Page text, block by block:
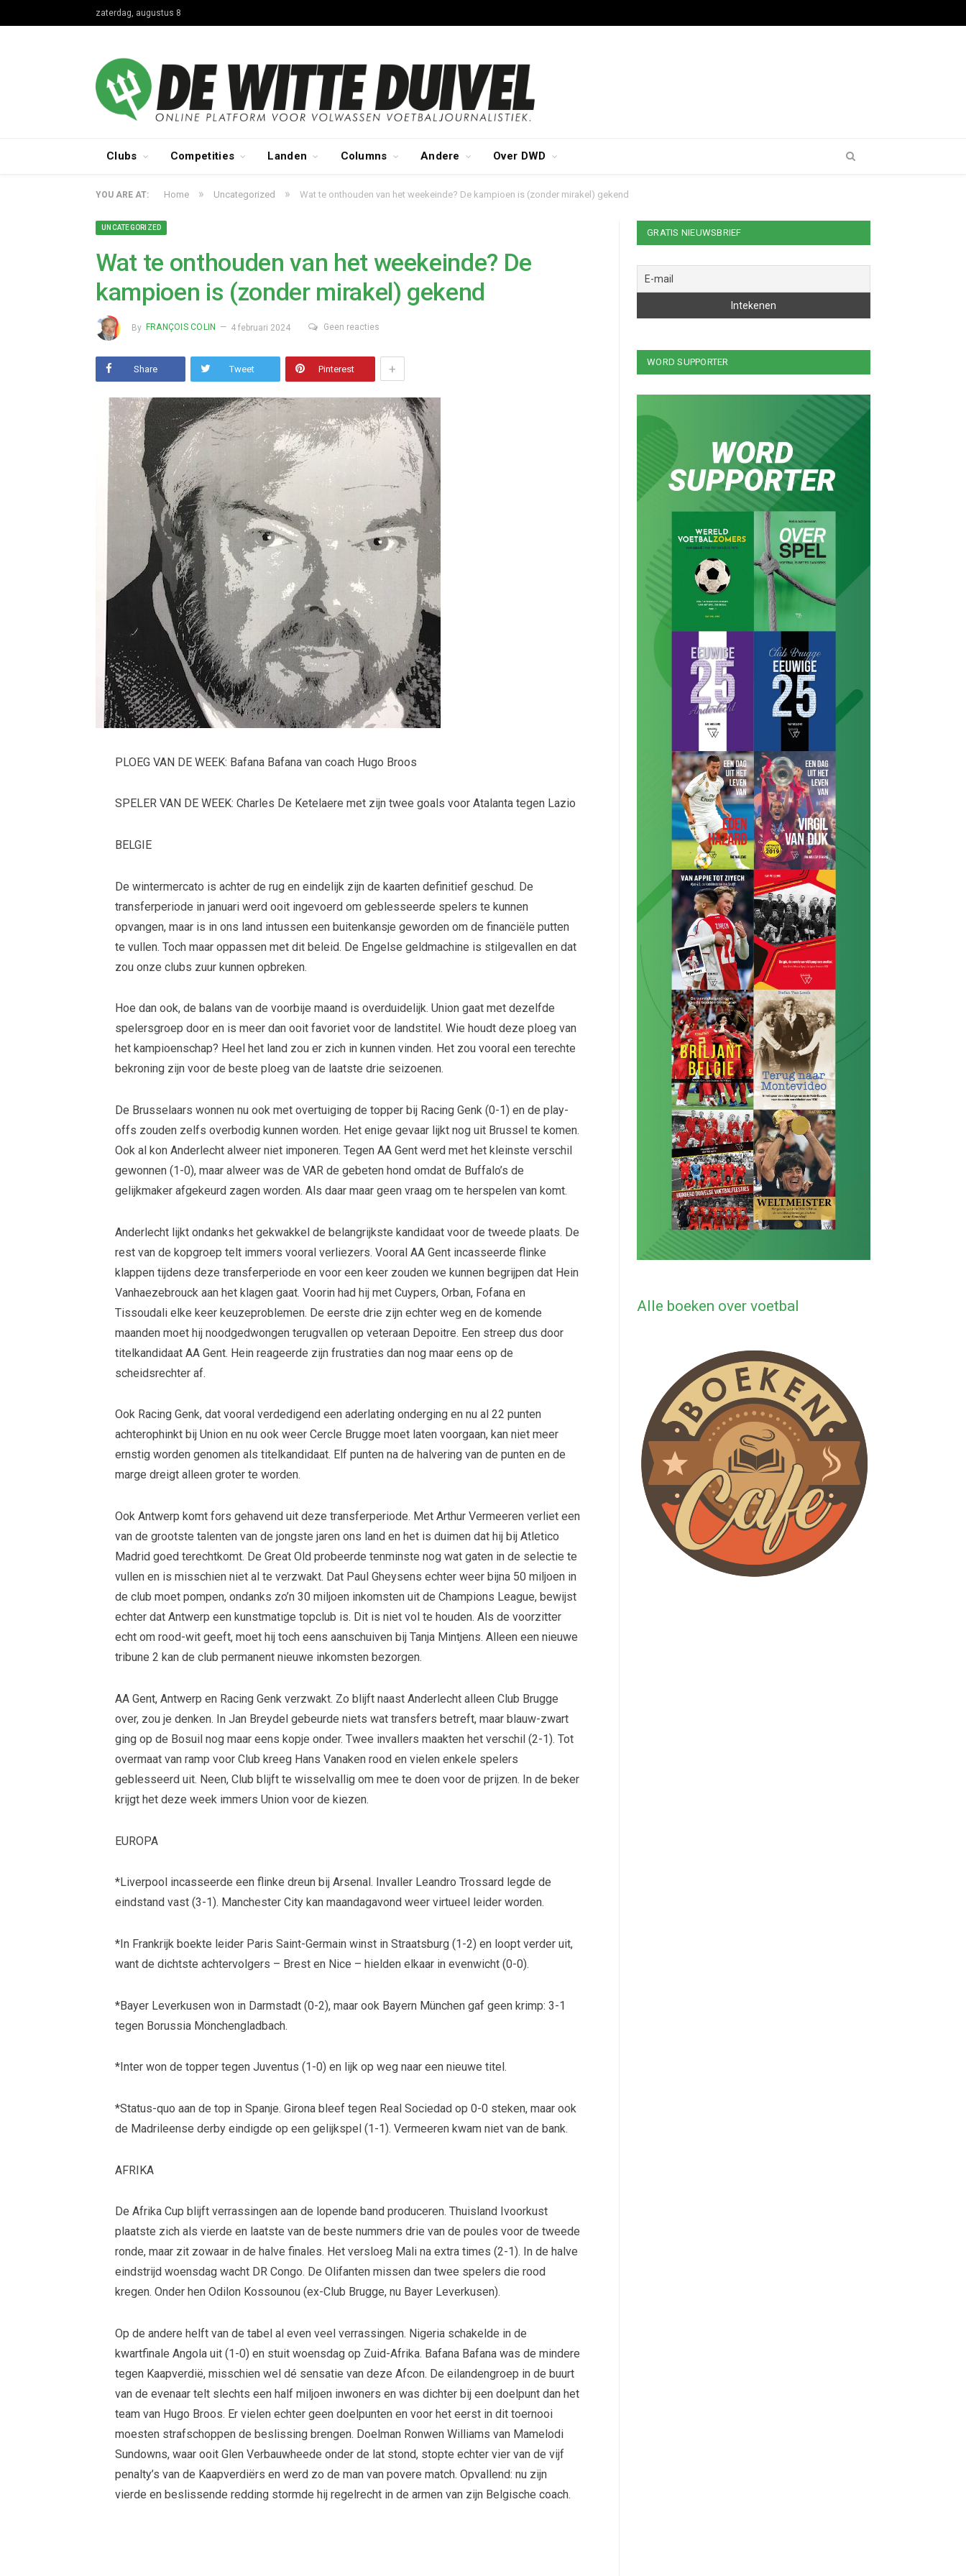
zaterdag, augustus 8
Clubs Competities Landen Columns Andere Over DWD
YOU ARE AT: Home » Uncategorized » Wat te onthouden van het weekeinde? De kampioen is (zonder mirakel) gekend
UNCATEGORIZED
Wat te onthouden van het weekeinde? De
kampioen is (zonder mirakel) gekend
By FRANÇOIS COLIN 4 februari 2024 Geen reacties
Share Tweet Pinterest +
PLOEG VAN DE WEEK: Bafana Bafana van coach Hugo Broos
SPELER VAN DE WEEK: Charles De Ketelaere met zijn twee goals voor Atalanta tegen Lazio
BELGIE
De wintermercato is achter de rug en eindelijk zijn de kaarten definitief geschud. De
transferperiode in januari werd ooit ingevoerd om geblesseerde spelers te kunnen
opvangen, maar is in ons land intussen een buitenkansje geworden om de financiële putten
te vullen. Toch maar oppassen met dit beleid. De Engelse geldmachine is stilgevallen en dat
zou onze clubs zuur kunnen opbreken.
Hoe dan ook, de balans van de voorbije maand is overduidelijk. Union gaat met dezelfde
spelersgroep door en is meer dan ooit favoriet voor de landstitel. Wie houdt deze ploeg van
het kampioenschap? Heel het land zou er zich in kunnen vinden. Het zou vooral een terechte
bekroning zijn voor de beste ploeg van de laatste drie seizoenen.
De Brusselaars wonnen nu ook met overtuiging de topper bij Racing Genk (0-1) en de play-
offs zouden zelfs overbodig kunnen worden. Het enige gevaar lijkt nog uit Brussel te komen.
Ook al kon Anderlecht alweer niet imponeren. Tegen AA Gent werd met het kleinste verschil
gewonnen (1-0), maar alweer was de VAR de gebeten hond omdat de Buffalo’s de
gelijkmaker afgekeurd zagen worden. Als daar maar geen vraag om te herspelen van komt.
Anderlecht lijkt ondanks het gekwakkel de belangrijkste kandidaat voor de tweede plaats. De
rest van de kopgroep telt immers vooral verliezers. Vooral AA Gent incasseerde flinke
klappen tijdens deze transferperiode en voor een keer zouden we kunnen begrijpen dat Hein
Vanhaezebrouck aan het klagen gaat. Voorin had hij met Cuypers, Orban, Fofana en
Tissoudali elke keer keuzeproblemen. De eerste drie zijn echter weg en de komende
maanden moet hij noodgedwongen terugvallen op veteraan Depoitre. Een streep dus door
titelkandidaat AA Gent. Hein reageerde zijn frustraties dan nog maar eens op de
scheidsrechter af.
Ook Racing Genk, dat vooral verdedigend een aderlating onderging en nu al 22 punten
achterophinkt bij Union en nu ook weer Cercle Brugge moet laten voorgaan, kan niet meer
ernstig worden genomen als titelkandidaat. Elf punten na de halvering van de punten en de
marge dreigt alleen groter te worden.
Ook Antwerp komt fors gehavend uit deze transferperiode. Met Arthur Vermeeren verliet een
van de grootste talenten van de jongste jaren ons land en het is duimen dat hij bij Atletico
Madrid goed terechtkomt. De Great Old probeerde tenminste nog wat gaten in de selectie te
vullen en is misschien niet al te verzwakt. Dat Paul Gheysens echter weer bijna 50 miljoen in
de club moet pompen, ondanks zo’n 30 miljoen inkomsten uit de Champions League, bewijst
echter dat Antwerp een kunstmatige topclub is. Dit is niet vol te houden. Als de voorzitter
echt om rood-wit geeft, moet hij toch eens aanschuiven bij Tanja Mintjens. Alleen een nieuwe
tribune 2 kan de club permanent nieuwe inkomsten bezorgen.
AA Gent, Antwerp en Racing Genk verzwakt. Zo blijft naast Anderlecht alleen Club Brugge
over, zou je denken. In Jan Breydel gebeurde niets wat transfers betreft, maar blauw-zwart
ging op de Bosuil nog maar eens kopje onder. Twee invallers maakten het verschil (2-1). Tot
overmaat van ramp voor Club kreeg Hans Vanaken rood en vielen enkele spelers
geblesseerd uit. Neen, Club blijft te wisselvallig om mee te doen voor de prijzen. In de beker
krijgt het deze week immers Union voor de kiezen.
EUROPA
*Liverpool incasseerde een flinke dreun bij Arsenal. Invaller Leandro Trossard legde de
eindstand vast (3-1). Manchester City kan maandagavond weer virtueel leider worden.
*In Frankrijk boekte leider Paris Saint-Germain winst in Straatsburg (1-2) en loopt verder uit,
want de dichtste achtervolgers – Brest en Nice – hielden elkaar in evenwicht (0-0).
*Bayer Leverkusen won in Darmstadt (0-2), maar ook Bayern München gaf geen krimp: 3-1
tegen Borussia Mönchengladbach.
*Inter won de topper tegen Juventus (1-0) en lijk op weg naar een nieuwe titel.
*Status-quo aan de top in Spanje. Girona bleef tegen Real Sociedad op 0-0 steken, maar ook
de Madrileense derby eindigde op een gelijkspel (1-1). Vermeeren kwam niet van de bank.
AFRIKA
De Afrika Cup blijft verrassingen aan de lopende band produceren. Thuisland Ivoorkust
plaatste zich als vierde en laatste van de beste nummers drie van de poules voor de tweede
ronde, maar zit zowaar in de halve finales. Het versloeg Mali na extra times (2-1). In de halve
eindstrijd woensdag wacht DR Congo. De Olifanten missen dan twee spelers die rood
kregen. Onder hen Odilon Kossounou (ex-Club Brugge, nu Bayer Leverkusen).
Op de andere helft van de tabel al even veel verrassingen. Nigeria schakelde in de
kwartfinale Angola uit (1-0) en stuit woensdag op Zuid-Afrika. Bafana Bafana was de mindere
tegen Kaapverdië, misschien wel dé sensatie van deze Afcon. De eilandengroep in de buurt
van de evenaar telt slechts een half miljoen inwoners en was dichter bij een doelpunt dan het
team van Hugo Broos. Er vielen echter geen doelpunten en voor het eerst in dit toernooi
moesten strafschoppen de beslissing brengen. Doelman Ronwen Williams van Mamelodi
Sundowns, waar ooit Glen Verbauwheede onder de lat stond, stopte echter vier van de vijf
penalty’s van de Kaapverdiërs en werd zo de man van povere match. Opvallend: nu zijn
vierde en beslissende redding stormde hij regelrecht in de armen van zijn Belgische coach.
GRATIS NIEUWSBRIEF
WORD SUPPORTER
Alle boeken over voetbal